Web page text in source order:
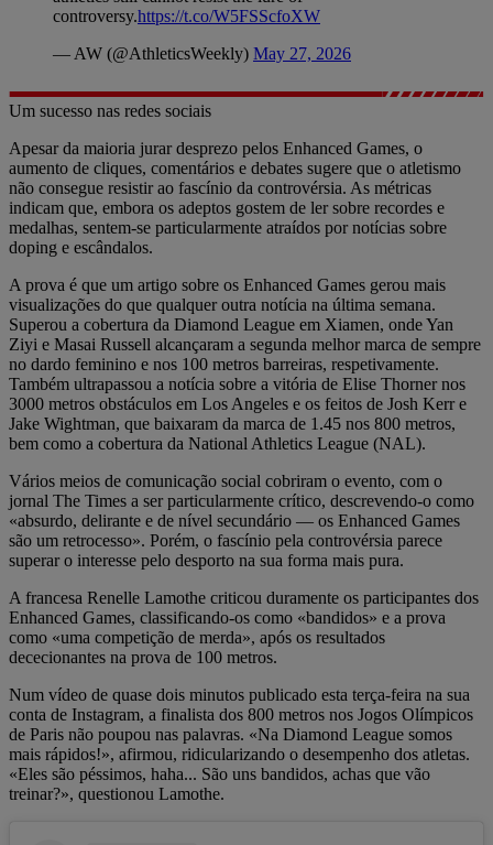
controversy.https://t.co/W5FSScfoXW
— AW (@AthleticsWeekly) May 27, 2026
Um sucesso nas redes sociais
Apesar da maioria jurar desprezo pelos Enhanced Games, o
aumento de cliques, comentários e debates sugere que o atletismo
não consegue resistir ao fascínio da controvérsia. As métricas
indicam que, embora os adeptos gostem de ler sobre recordes e
medalhas, sentem-se particularmente atraídos por notícias sobre
doping e escândalos.
A prova é que um artigo sobre os Enhanced Games gerou mais
visualizações do que qualquer outra notícia na última semana.
Superou a cobertura da Diamond League em Xiamen, onde Yan
Ziyi e Masai Russell alcançaram a segunda melhor marca de sempre
no dardo feminino e nos 100 metros barreiras, respetivamente.
Também ultrapassou a notícia sobre a vitória de Elise Thorner nos
3000 metros obstáculos em Los Angeles e os feitos de Josh Kerr e
Jake Wightman, que baixaram da marca de 1.45 nos 800 metros,
bem como a cobertura da National Athletics League (NAL).
Vários meios de comunicação social cobriram o evento, com o
jornal The Times a ser particularmente crítico, descrevendo-o como
«absurdo, delirante e de nível secundário — os Enhanced Games
são um retrocesso». Porém, o fascínio pela controvérsia parece
superar o interesse pelo desporto na sua forma mais pura.
A francesa Renelle Lamothe criticou duramente os participantes dos
Enhanced Games, classificando-os como «bandidos» e a prova
como «uma competição de merda», após os resultados
dececionantes na prova de 100 metros.
Num vídeo de quase dois minutos publicado esta terça-feira na sua
conta de Instagram, a finalista dos 800 metros nos Jogos Olímpicos
de Paris não poupou nas palavras. «Na Diamond League somos
mais rápidos!», afirmou, ridicularizando o desempenho dos atletas.
«Eles são péssimos, haha... São uns bandidos, achas que vão
treinar?», questionou Lamothe.